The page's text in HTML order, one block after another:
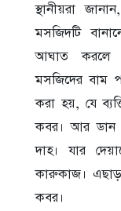
স্থানীয়রা
মসজিদটি
আঘাত করলে
মসজিদের বাম
করা হয়, যে
কবর। আর ডান
দাহ। যার
কারুকাজ।
কবর।